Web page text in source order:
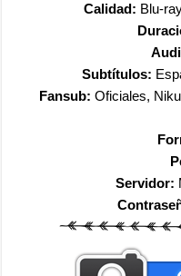
Calidad: Blu-
Subtítulos:
Fansub: Oficiales,
Servidor: